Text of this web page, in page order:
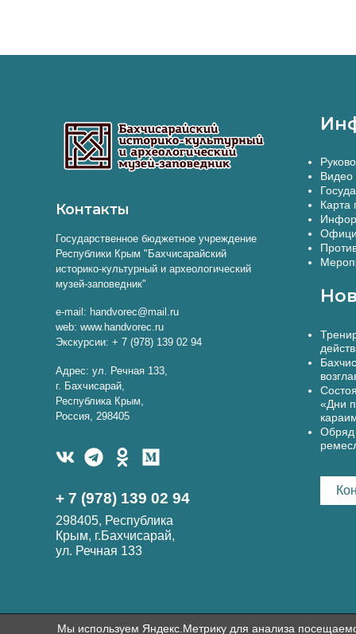
Контакты
Государственное бюджетное учреждение
Республики Крым "Бахчисарайский
историко-культурный и археологический
музей-заповедник"
e-mail: handvorec@mail.ru
web: www.handvorec.ru
Экскурсии: + 7 (978) 139 02 94
Адрес: ул. Речная 133,
г. Бахчисарай,
Республика Крым,
Россия, 298405
+ 7 (978) 139 02 94
298405, Республика
Крым, г.Бахчисарай,
ул. Речная 133
Видео
Карта
«Дни
Обряд
Мы используем Яндекс.Метрику для анализа